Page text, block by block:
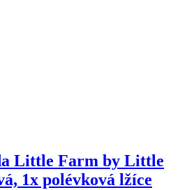
Little Farm by Little
1x polévková lžíce